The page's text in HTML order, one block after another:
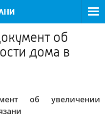
об
дома в
об увеличении